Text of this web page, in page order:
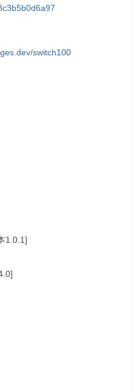
switch100
1.0.1]